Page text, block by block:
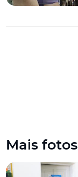
Mais fotos